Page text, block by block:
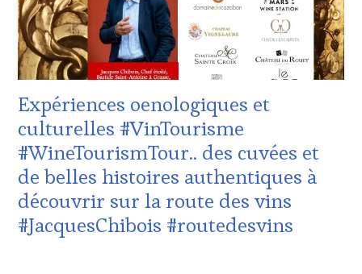
WINE
TASTING
VOUCHER,
CÔTES-
DE-
DOMAINE
VITICOLE,
ADHÉRENT,
VIN
TOURISME,
EDITION
LES
CLÉS
DU
Expériences oenologiques et
culturelles #VinTourisme
#WineTourismTour.. des cuvées et
de belles histoires authentiques à
découvrir sur la route des vins
#JacquesChibois #routedesvins